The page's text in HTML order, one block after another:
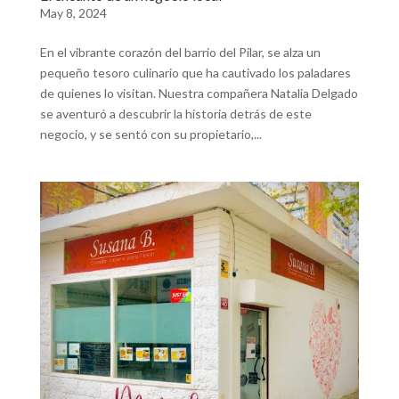
May 8, 2024
En el vibrante corazón del barrio del Pilar, se alza un
pequeño tesoro culinario que ha cautivado los paladares
de quienes lo visitan. Nuestra compañera Natalia Delgado
se aventuró a descubrir la historia detrás de este
negocio, y se sentó con su propietario,...